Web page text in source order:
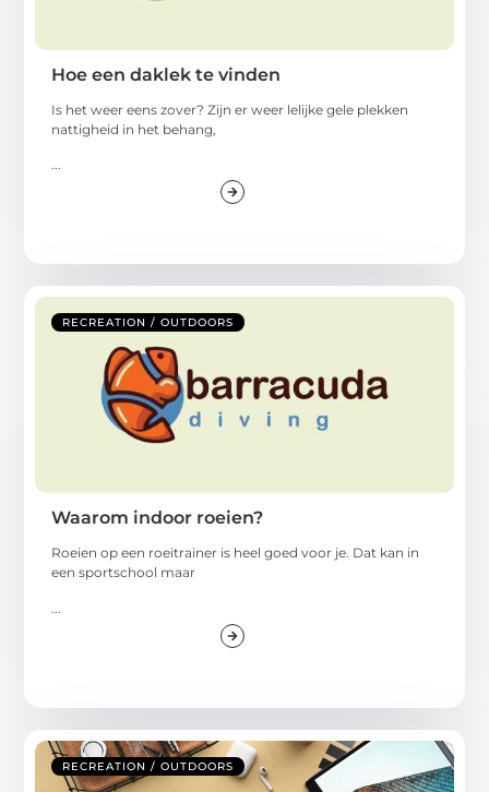
Hoe een daklek te vinden
Is het weer eens zover? Zijn er weer lelijke gele plekken
nattigheid in het behang,
...
RECREATION / OUTDOORS
Waarom indoor roeien?
Roeien op een roeitrainer is heel goed voor je. Dat kan in
een sportschool maar
RECREATION / OUTDOORS